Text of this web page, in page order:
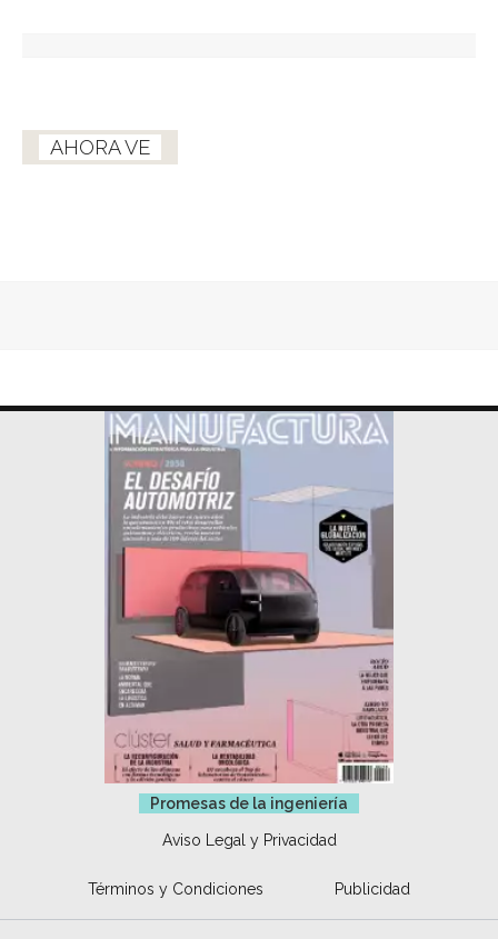
AHORA VE
Promesas de la ingeniería
Aviso Legal y Privacidad
Términos y Condiciones Publicidad